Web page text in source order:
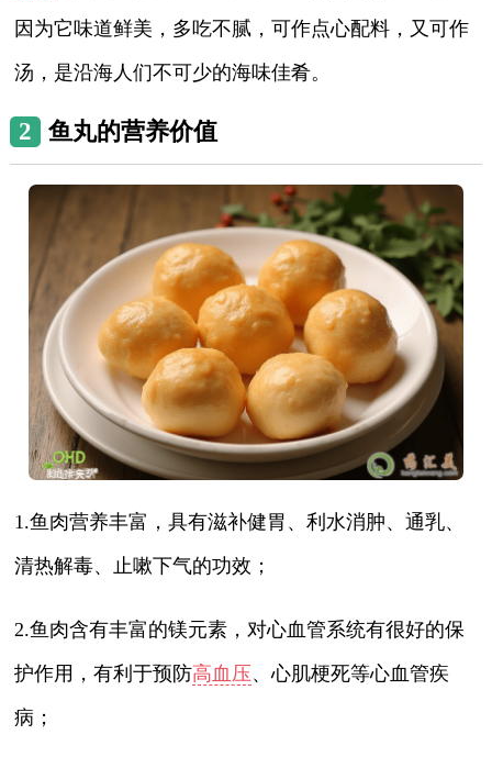
因为它味道鲜美，多吃不腻，可作点心配料，又可作
汤，是沿海人们不可少的海味佳肴。
2 鱼丸的营养价值
1.鱼肉营养丰富，具有滋补健胃、利水消肿、通乳、
清热解毒、止嗽下气的功效；
2.鱼肉含有丰富的镁元素，对心血管系统有很好的保
护作用，有利于预防高血压、心肌梗死等心血管疾
病；